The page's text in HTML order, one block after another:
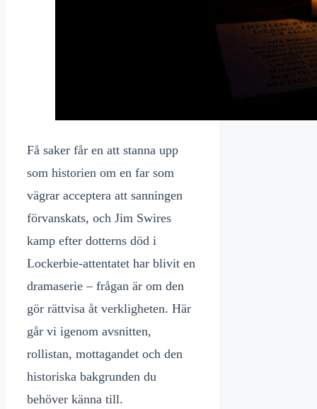
Få saker får en att stanna upp
som historien om en far som
vägrar acceptera att sanningen
förvanskats, och Jim Swires
kamp efter dotterns död i
Lockerbie-attentatet har blivit en
dramaserie – frågan är om den
gör rättvisa åt verkligheten. Här
går vi igenom avsnitten,
rollistan, mottagandet och den
historiska bakgrunden du
behöver känna till.